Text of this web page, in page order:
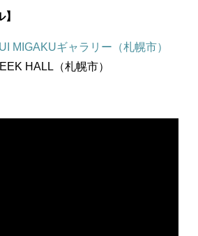
MIGAKUギャラリー（札幌市）
HALL（札幌市）